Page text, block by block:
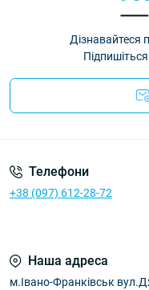
Дізнавайтеся
Телефони
+38 (097) 612-28-72
Наша адреса
м.Івано-Франківськ